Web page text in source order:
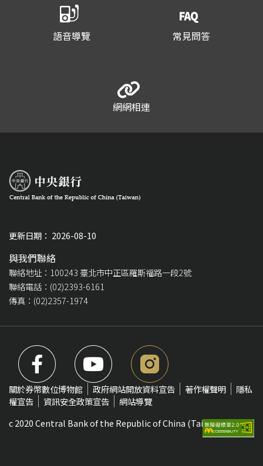
語音導覽 常見問答
網網相連
更新日期： 2026-08-10
與我們聯絡
聯絡地址：100243 臺北市中正區羅斯福路一段2號
聯絡電話：(02)2393-6161
傳真：(02)2357-1974
關於券幣數位博物館 政府網站開放資料宣告 著作權聲明
隱私
權宣告
資訊安全政策宣告
網站導覽
c 2020 Central Bank of the Republic of China (Taiwan)